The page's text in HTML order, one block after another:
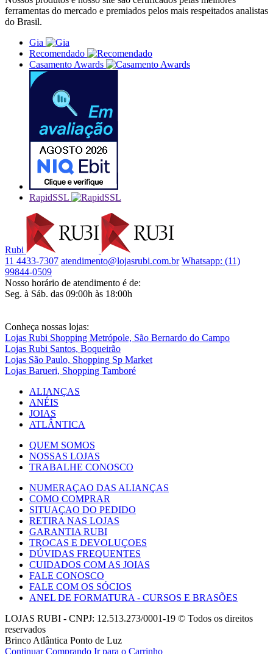
ferramentas do mercado e premiados pelos mais respeitados analistas
do Brasil.
Gia
Recomendado
Casamento Awards
RapidSSL
Rubi
11 4433-7307 atendimento@lojasrubi.com.br Whatsapp: (11)
99844-0509
Nosso horário de atendimento é de:
Seg. à Sáb. das 09:00h às 18:00h
Conheça nossas lojas:
Lojas Rubi Shopping Metrópole, São Bernardo do Campo
Lojas Rubi Santos, Boqueirão
Lojas São Paulo, Shopping Sp Market
Lojas Barueri, Shopping Tamboré
ALIANÇAS
ANÉIS
JOIAS
ATLÂNTICA
QUEM SOMOS
NOSSAS LOJAS
TRABALHE CONOSCO
NUMERAÇAO DAS ALIANÇAS
COMO COMPRAR
SITUAÇAO DO PEDIDO
RETIRA NAS LOJAS
GARANTIA RUBI
TROCAS E DEVOLUÇOES
DÚVIDAS FREQUENTES
CUIDADOS COM AS JOIAS
FALE CONOSCO
FALE COM OS SÓCIOS
ANEL DE FORMATURA - CURSOS E BRASÕES
LOJAS RUBI - CNPJ: 12.513.273/0001-19 © Todos os direitos
reservados
Brinco Atlântica Ponto de Luz
Continuar Comprando Ir para o Carrinho